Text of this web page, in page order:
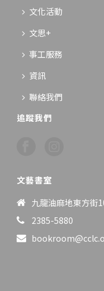
文化活動
文思+
事工服務
資訊
聯絡我們
追蹤我們
文藝書室
九龍油麻地東方街
2385-5880